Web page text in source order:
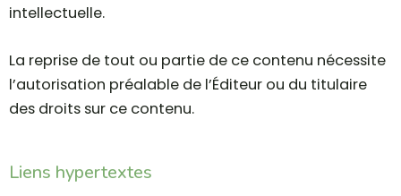
intellectuelle.
La reprise de tout ou partie de ce contenu nécessite
l’autorisation préalable de l’Éditeur ou du titulaire
des droits sur ce contenu.
Liens hypertextes